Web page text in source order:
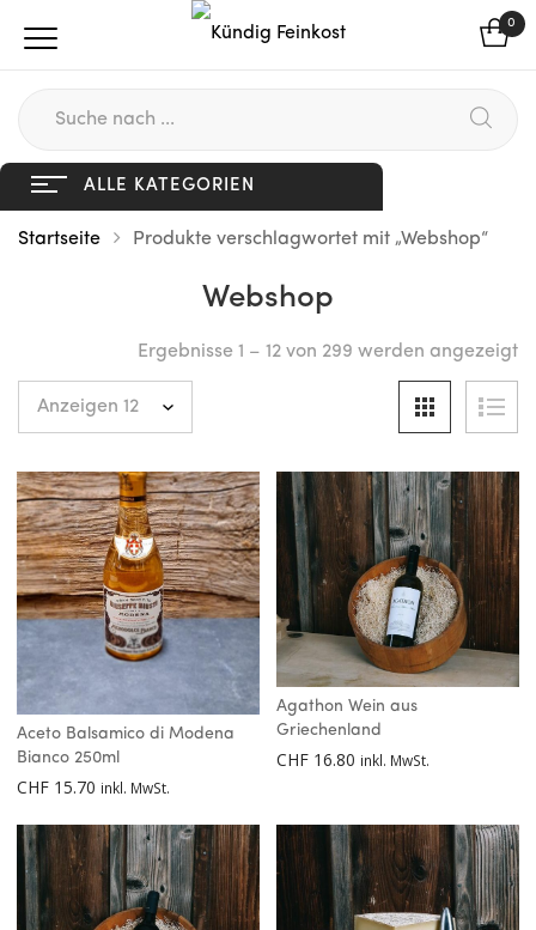
0
ALLE KATEGORIEN
Startseite Produkte verschlagwortet mit „Webshop“
Webshop
Ergebnisse 1 – 12 von 299 werden angezeigt
Aceto Balsamico di Modena
Bianco 250ml
CHF 15.70 inkl. MwSt.
Agathon Wein aus
Griechenland
CHF 16.80 inkl. MwSt.